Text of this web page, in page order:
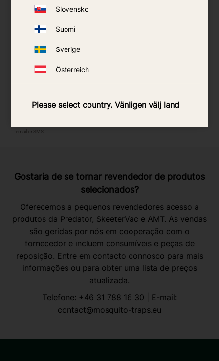
Slovensko
Suomi
Sverige
Österreich
Please select country. Vänligen välj land
O que os nossos clientes dizem
Gostaria de se tornar revendedor de produtos
selecionados?
Oferecemos a pequenos revendedores acesso a
produtos da Predator, SkeeterVac e AMT. As vendas
são geridas por nós em cooperação com o
fornecedor e incluem consumíveis e peças de
reposição. Entre em contacto connosco para mais
informações ou para obter uma lista de preços
atualizada.
Telefone: +46 31 788 16 30 | E-mail:
contact@mosquito-traps.eu